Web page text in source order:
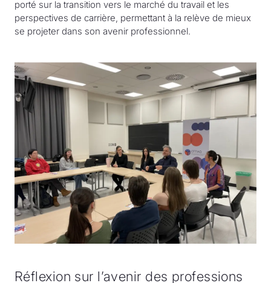
porté sur la transition vers le marché du travail et les
perspectives de carrière, permettant à la relève de mieux
se projeter dans son avenir professionnel.
Réflexion sur l’avenir des professions